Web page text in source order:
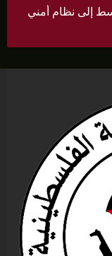
إلى نظام أمني